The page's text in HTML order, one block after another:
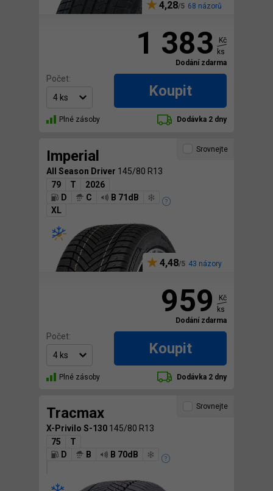
4,28 68 názorů
1 383
Kč
ks
Dodání zdarma
Počet:
Koupit
Plné zásoby Dodávka 2 dny
Imperial
All Season Driver 145/80 R13
79
T
2026
D
C
B 71dB
XL
4,48 43 názory
Srovnejte
959
Kč
ks
Dodání zdarma
Počet:
Koupit
Plné zásoby Dodávka 2 dny
Tracmax
X-Privilo S-130 145/80 R13
75
T
D
B B 70dB
Srovnejte